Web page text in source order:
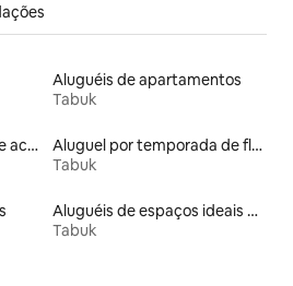
Aluguéis de apartamentos
Tabuk
Aluguéis de espaços que aceitam animais de estimação
Aluguel por temporada de flats
Tabuk
Aluguéis de espaços ideais para famílias
Tabuk